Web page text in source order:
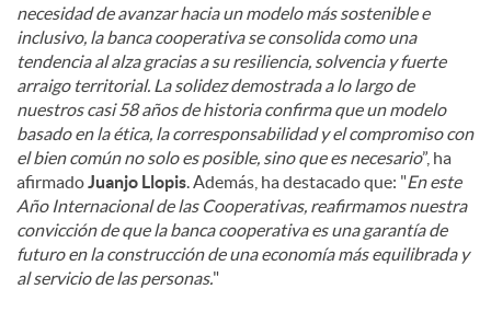
necesidad de avanzar hacia un modelo más sostenible e
inclusivo, la banca cooperativa se consolida como una
tendencia al alza gracias a su resiliencia, solvencia y fuerte
arraigo territorial. La solidez demostrada a lo largo de
nuestros casi 58 años de historia confirma que un modelo
basado en la ética, la corresponsabilidad y el compromiso con
el bien común no solo es posible, sino que es necesario”, ha
afirmado Juanjo Llopis . Además, ha destacado que: "En este
Año Internacional de las Cooperativas, reafirmamos nuestra
convicción de que la banca cooperativa es una garantía de
futuro en la construcción de una economía más equilibrada y
al servicio de las personas."